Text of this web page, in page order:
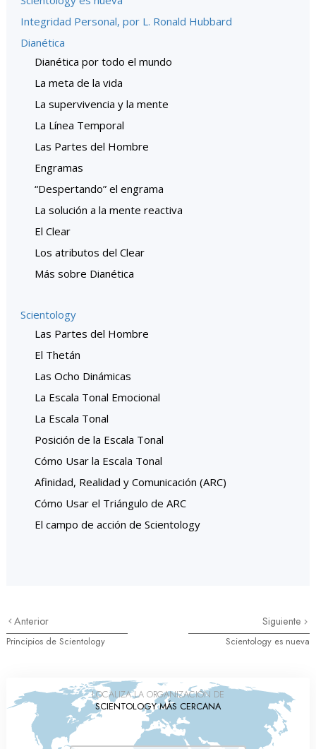
Integridad Personal, por L. Ronald Hubbard
Dianética
Dianética por todo el mundo
La meta de la vida
La supervivencia y la mente
La Línea Temporal
Las Partes del Hombre
Engramas
“Despertando” el engrama
La solución a la mente reactiva
El Clear
Los atributos del Clear
Más sobre Dianética
Scientology
Las Partes del Hombre
El Thetán
Las Ocho Dinámicas
La Escala Tonal Emocional
La Escala Tonal
Posición de la Escala Tonal
Cómo Usar la Escala Tonal
Afinidad, Realidad y Comunicación (ARC)
Cómo Usar el Triángulo de ARC
El campo de acción de Scientology
Anterior
Principios de Scientology
Siguiente
Scientology es nueva
LOCALIZA LA ORGANIZACIÓN DE
SCIENTOLOGY MÁS CERCANA